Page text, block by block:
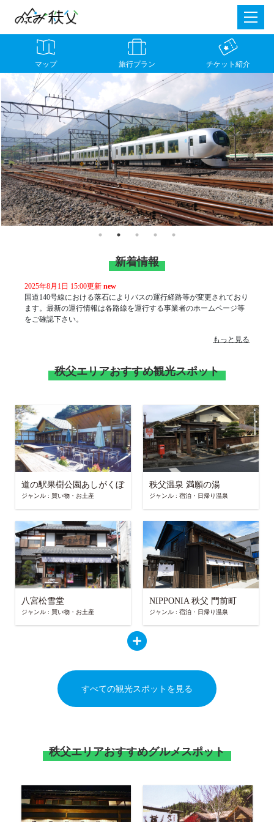
マップ 旅行プラン チケット紹介
新着情報
2025年8月1日 15:00更新 new
国道140号線における落石によりバスの運行経路等が変更されており
ます。最新の運行情報は各路線を運行する事業者のホームページ等
をご確認下さい。
もっと見る
秩父エリアおすすめ観光スポット
道の駅果樹公園あしがくぼ
ジャンル : 買い物・お土産
秩父温泉 満願の湯
ジャンル : 宿泊・日帰り温泉
八宮松雪堂
ジャンル : 買い物・お土産
NIPPONIA 秩父 門前町
ジャンル : 宿泊・日帰り温泉
すべての観光スポットを見る
秩父エリアおすすめグルメスポット